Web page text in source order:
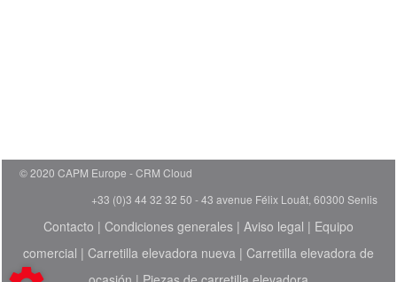
© 2020 CAPM Europe
CRM Cloud
+33 (0)3 44 32 32 50 - 43 avenue Félix Louât, 60300 Senlis
Contacto | Condiciones generales | Aviso legal | Equipo
comercial | Carretilla elevadora nueva | Carretilla elevadora de